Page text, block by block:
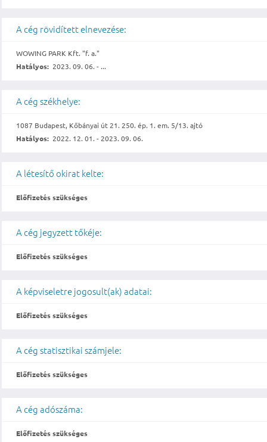
A cég rövidített elnevezése:
WOWING PARK Kft. "f. a."
Hatályos: 2023. 09. 06. - ...
A cég székhelye:
1087 Budapest, Kőbányai út 21. 250. ép. 1. em. 5/13. ajtó
Hatályos: 2022. 12. 01. - 2023. 09. 06.
A létesítő okirat kelte:
Előfizetés szükséges
A cég jegyzett tőkéje:
Előfizetés szükséges
A képviseletre jogosult(ak) adatai:
Előfizetés szükséges
A cég statisztikai számjele:
Előfizetés szükséges
A cég adószáma:
Előfizetés szükséges